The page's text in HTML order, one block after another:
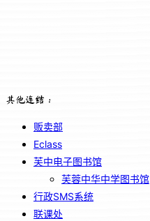
其他连结：
贩卖部
Eclass
芙中电子图书馆
芙蓉中华中学图书馆
行政SMS系统
联课处